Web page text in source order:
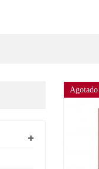
Agotado